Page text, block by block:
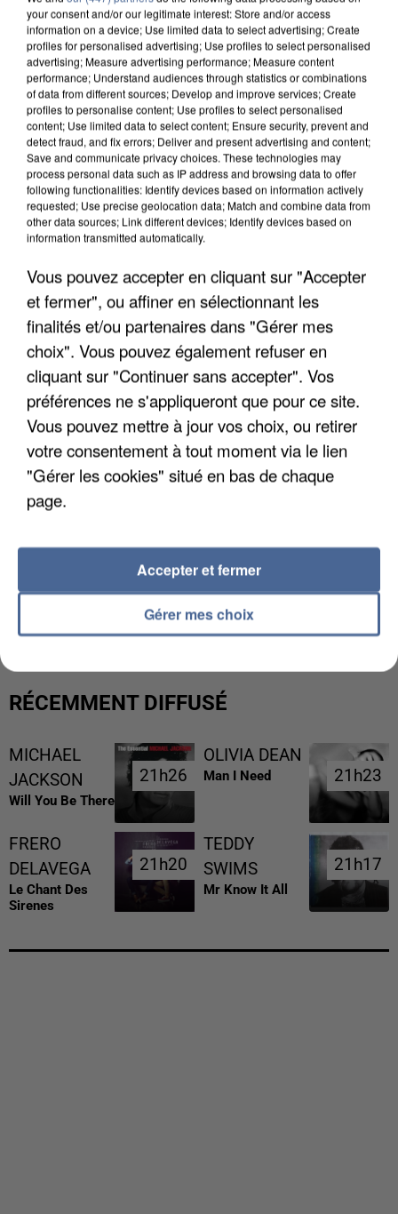
APRÈS TOUTES CES CANICULES, LES REFUGES
DE FAUNE SAUVAGE SONT...
L’UN DES FONDATEURS SUPPOSÉS DE LA DZ
MAFIA INTERPELLÉ EN ALGÉRIE
RÉCEMMENT DIFFUSÉ
MICHAEL
JACKSON
Will You Be There
21h26
21h26
OLIVIA DEAN
Man I Need 21h23
21h23
FRERO
DELAVEGA
Le Chant Des
Sirenes
21h20
21h20
TEDDY
SWIMS
Mr Know It All
21h17
21h17
your consent and/or our legitimate interest: Store and/or access
information on a device; Use limited data to select advertising; Create
profiles for personalised advertising; Use profiles to select personalised
advertising; Measure advertising performance; Measure content
performance; Understand audiences through statistics or combinations
of data from different sources; Develop and improve services; Create
profiles to personalise content; Use profiles to select personalised
content; Use limited data to select content; Ensure security, prevent and
detect fraud, and fix errors; Deliver and present advertising and content;
Save and communicate privacy choices. These technologies may
process personal data such as IP address and browsing data to offer
following functionalities: Identify devices based on information actively
requested; Use precise geolocation data; Match and combine data from
other data sources; Link different devices; Identify devices based on
information transmitted automatically.
Vous pouvez accepter en cliquant sur "Accepter
et fermer", ou affiner en sélectionnant les
finalités et/ou partenaires dans "Gérer mes
choix". Vous pouvez également refuser en
cliquant sur "Continuer sans accepter". Vos
préférences ne s'appliqueront que pour ce site.
Vous pouvez mettre à jour vos choix, ou retirer
votre consentement à tout moment via le lien
"Gérer les cookies" situé en bas de chaque
page.
Gérer mes choix
Accepter et fermer